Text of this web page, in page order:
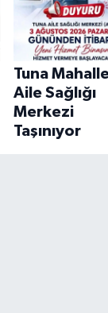
Tuna
Aile Sağlığı
Merkezi
Taşınıyor